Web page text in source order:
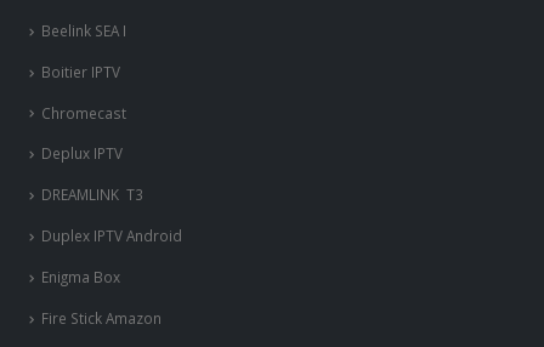
Beelink SEA I
Boitier IPTV
Chromecast
Deplux IPTV
DREAMLINK T3
Duplex IPTV Android
Enigma Box
Fire Stick Amazon